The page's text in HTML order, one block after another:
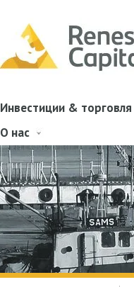
Инвестиции & торговля
О нас